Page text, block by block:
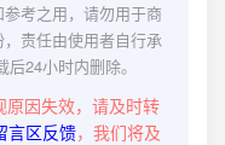
考之用，请勿用于商
责任由使用者自行承
24小时内删除。
因失效，请及时转
言区反馈，我们将及